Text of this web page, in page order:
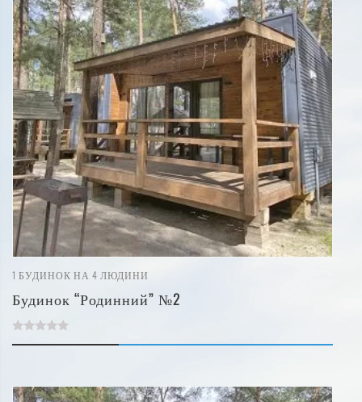
1 БУДИНОК НА 4 ЛЮДИНИ
Будинок “Родинний” №2
of